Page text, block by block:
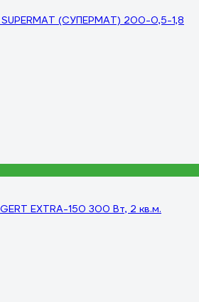
SUPERMAT (СУПЕРМАТ) 200-0,5-1,8
EXTRA-150 300 Вт, 2 кв.м.